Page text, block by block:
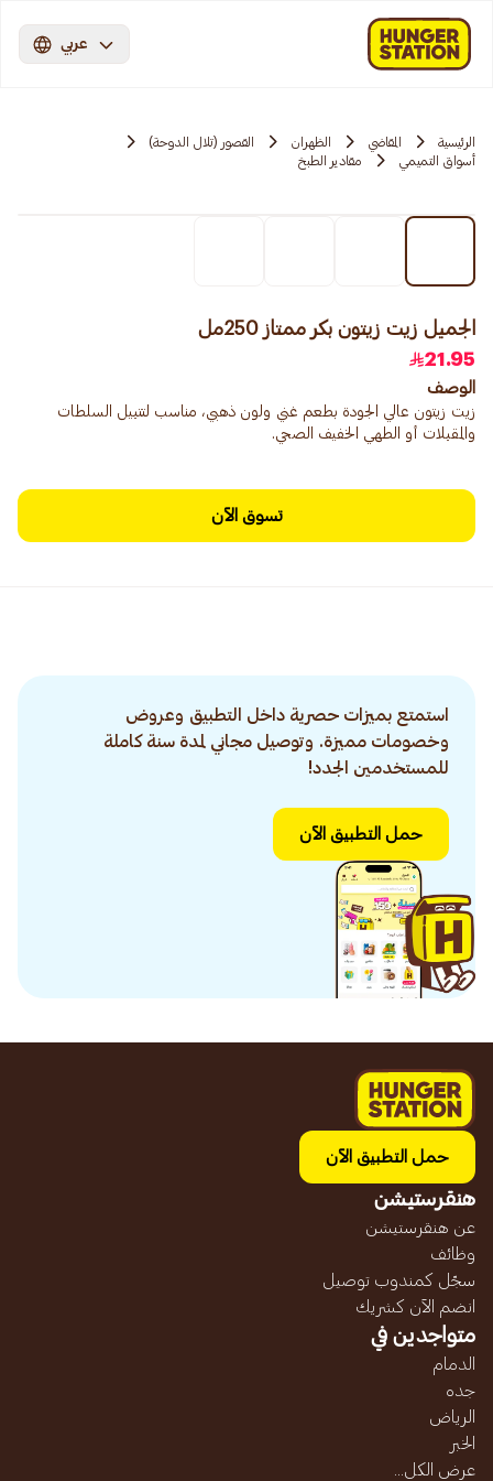
عربي
الرئيسية المقاضي الظهران
القصور (تلال الدوحة)
أسواق التميمي
مقادير الطبخ
الجميل زيت زيتون بكر ممتاز 250مل
21.95
الوصف
زيت زيتون عالي الجودة بطعم غني ولون ذهبي، مناسب لتتبيل السلطات
والمقبلات أو الطهي الخفيف الصحي.
تسوق الآن
استمتع بميزات حصرية داخل التطبيق وعروض
وخصومات مميزة. وتوصيل مجاني لمدة سنة كاملة
للمستخدمين الجدد!
حمل التطبيق الآن
حمل التطبيق الآن
هنقرستيشن
عن هنقرستيشن
وظائف
سجّل كمندوب توصيل
انضم الآن كشريك
متواجدين في
الدمام
جده
الرياض
الخبر
عرض الكل...